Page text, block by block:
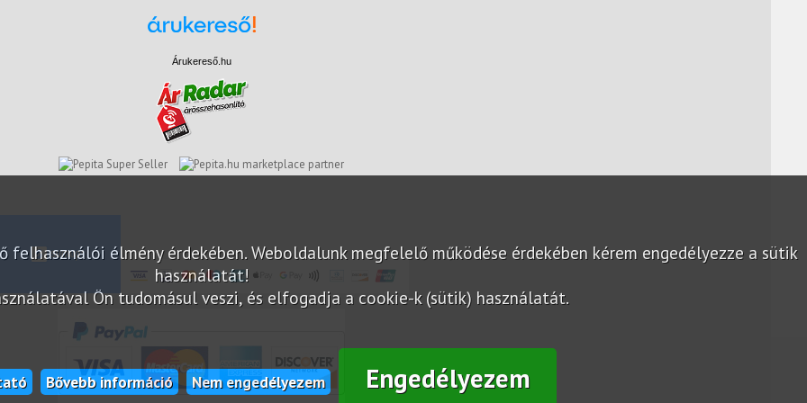
élmény érdekében. Weboldalunk megfelelő működése érdekében kérem engedélyezze a sütik
használatát!
Ön tudomásul veszi, és elfogadja a cookie-k (sütik) használatát.
Bővebb információ Nem engedélyezem Engedélyezem
Árukereső.hu
marketplace partner